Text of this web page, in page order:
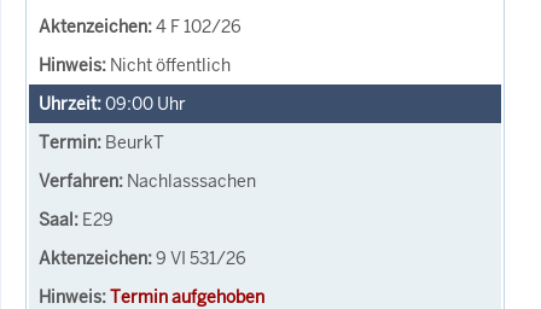
4 F 102/26
Nicht öffentlich
09:00 Uhr
BeurkT
Nachlasssachen
E29
9 VI 531/26
Termin aufgehoben